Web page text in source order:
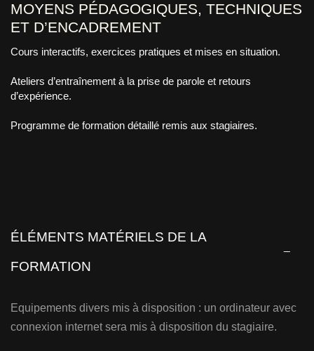
MOYENS PÉDAGOGIQUES, TECHNIQUES
ET D’ENCADREMENT
Cours interactifs, exercices pratiques et mises en situation.
Ateliers d’entraînement à la prise de parole et retours
d’expérience.
Programme de formation détaillé remis aux stagiaires.
ÉLÉMENTS MATÉRIELS DE LA
FORMATION
Equipements divers mis à disposition : un ordinateur avec
connexion internet sera mis à disposition du stagiaire.